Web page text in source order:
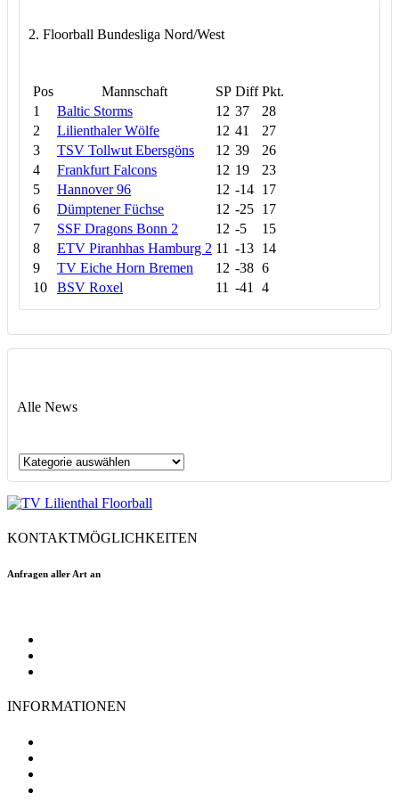
2. Floorball Bundesliga Nord/West
Pos Mannschaft SP Diff Pkt.
1
Baltic Storms 12 37
28
2
Lilienthaler Wölfe 12 41
27
3
TSV Tollwut Ebersgöns 12 39
26
4
Frankfurt Falcons 12 19
23
5
Hannover 96 12 -14 17
6
Dümptener Füchse 12 -25 17
7
SSF Dragons Bonn 2 12 -5
15
8
ETV Piranhhas Hamburg 2 11 -13 14
9
TV Eiche Horn Bremen 12 -38 6
10
BSV Roxel 11 -41 4
Alle News
Alle
KONTAKTMÖGLICHKEITEN
Anfragen aller Art an
INFORMATIONEN